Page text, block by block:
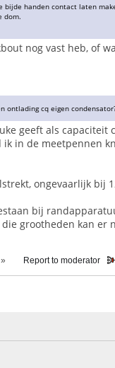
bijde handen contact laten
dom.
nog vast heb, of
ontlading cq eigen
geeft als capaciteit
ik in de meetpennen
ongevaarlijk bij
bij
die grootheden kan er
» Report to moderator